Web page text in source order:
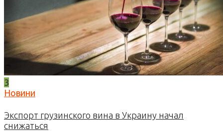
3
Новини
Экспорт грузинского вина в Украину начал
снижаться